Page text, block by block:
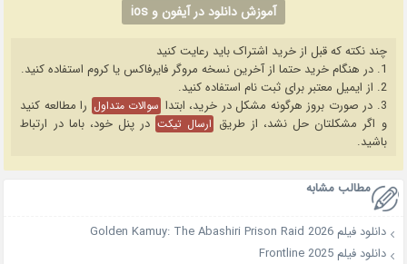
آموزش دانلود در آیفون و ios
چند نکته که قبل از خرید اشتراک باید رعایت کنید
1. در هنگام خرید حتما از آخرین نسخه مروگر فایرفاکس یا کروم استفاده کنید.
2. از ایمیل معتبر برای ثبت نام استفاده کنید.
3. در صورت بروز هرگونه مشکل در خرید، ابتدا
سوالات متداول را مطالعه کنید
و اگر مشکلتان حل نشد، از طریق ارسال تیکت در پنل خود، باما در ارتباط
باشید.
مطالب مشابه
دانلود فیلم Golden Kamuy: The Abashiri Prison Raid 2026
دانلود فیلم Frontline 2025